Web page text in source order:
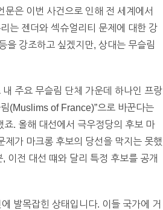
은 이번 사건으로 인해 전 세계에서
는 젠더와 섹슈얼리티 문제에 대한 강
을 강조하고 싶겠지만, 상대는 무슬림
주요 무슬림 단체 가운데 하나인 프랑
(Muslims of France)”으로 바꾼다는
. 올해 대선에서 극우정당의 후보 마
가 마크롱 후보의 당선을 막지는 못했
이전 대선 떄와 달리 특정 후보를 공개
발목잡힌 상태입니다. 이들 국가에 거